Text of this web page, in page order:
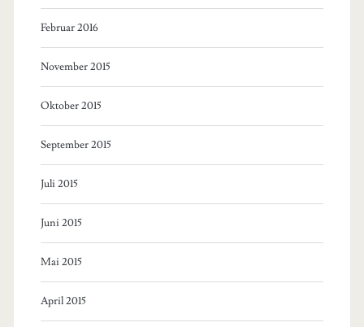
Februar 2016
November 2015
Oktober 2015
September 2015
Juli 2015
Juni 2015
Mai 2015
April 2015